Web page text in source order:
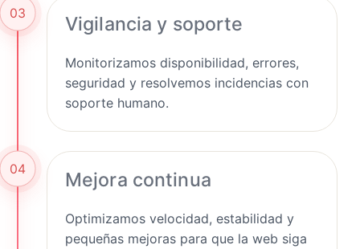
03 Vigilancia y soporte
Monitorizamos disponibilidad, errores,
seguridad y resolvemos incidencias con
soporte humano.
04 Mejora continua
Optimizamos velocidad, estabilidad y
pequeñas mejoras para que la web siga